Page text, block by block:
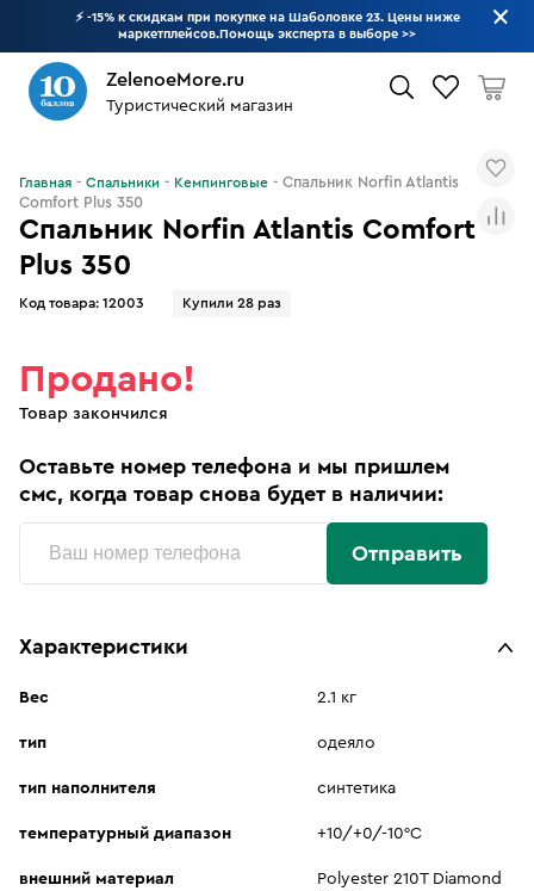
⚡ -15% к скидкам при покупке на Шаболовке 23. Цены ниже
маркетплейсов.Помощь эксперта в выборе >>
ZelenoeMore.ru
Туристический магазин
Спальник Norfin Atlantis Comfort
Plus 350
Код товара: 12003 Купили 28 раз
Главная Спальники Кемпинговые
Спальник Norfin Atlantis
Comfort Plus 350
Продано!
Товар закончился
Оставьте номер телефона и мы пришлем
смс, когда товар снова будет в наличии:
Отправить
Характеристики
Вес 2.1 кг
тип одеяло
тип наполнителя синтетика
температурный диапазон +10/+0/-10°C
внешний материал
Polyester 210T Diamond